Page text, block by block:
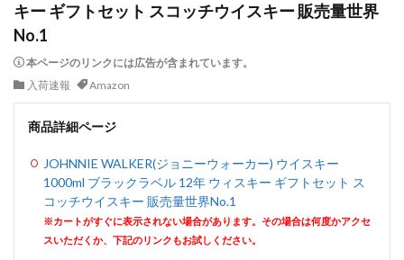
キー ギフトセット スコッチウイスキー 販売量世界
No.1
本ページのリンクには広告が含まれています。
入荷速報
Amazon
商品詳細ページ
JOHNNIE WALKER(ジョニーウォーカー) ウイスキー
1000ml ブラックラベル 12年 ウィスキー ギフトセット ス
コッチウイスキー 販売量世界No.1
※カートがすぐに表示されない場合があります。その場合は何度かアクセ
スいただくか、下記のリンクもお試しください。